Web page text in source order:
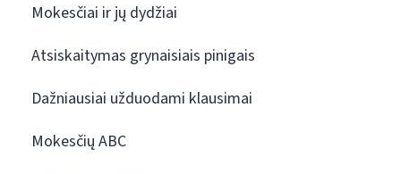
Mokesčiai ir jų dydžiai
Atsiskaitymas grynaisiais pinigais
Dažniausiai užduodami klausimai
Mokesčių ABC